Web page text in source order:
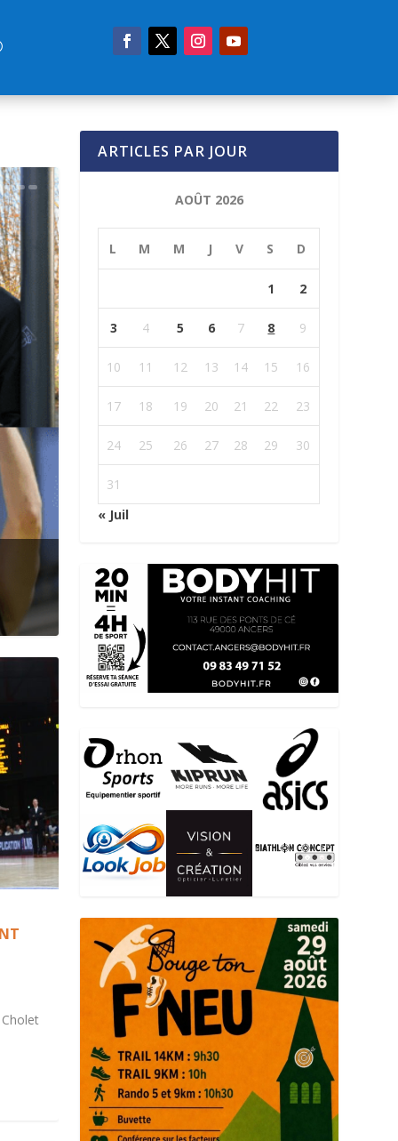
ARTICLES PAR JOUR
AOÛT 2026
L M M J V S D
1 2
3 4 5 6 7 8 9
10 11 12 13 14 15 16
17 18 19 20 21 22 23
24 25 26 27 28 29 30
31
« Juil